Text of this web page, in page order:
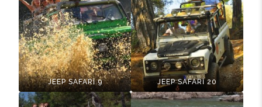
JEEP SAFARİ 9 JEEP SAFARİ 20